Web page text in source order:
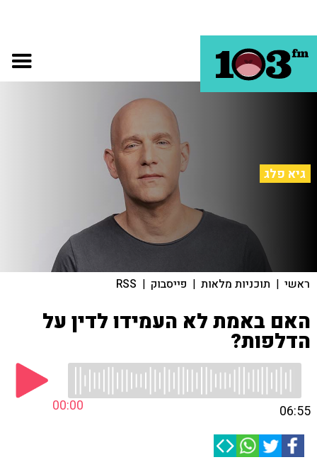
גיא פלג
ראשי | תוכניות מלאות | פייסבוק |
RSS
האם באמת לא העמידו לדין על
הדלפות?
00:00 06:55